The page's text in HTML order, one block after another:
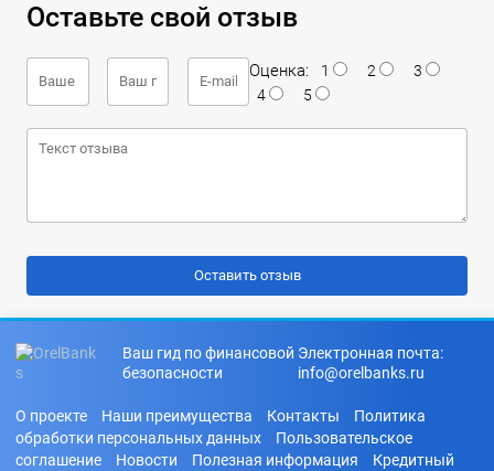
Оставьте свой отзыв
Оценка: 1 2
3
4
5
Ваш гид по финансовой
безопасности
Электронная почта:
info@orelbanks.ru
О проекте Наши преимущества Контакты
Политика
обработки персональных данных
Пользовательское
соглашение
Новости Полезная информация
Кредитный